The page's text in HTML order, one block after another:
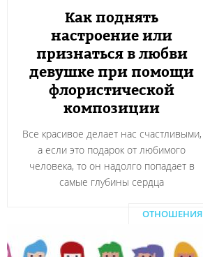
Как поднять
настроение или
признаться в любви
девушке при помощи
флористической
композиции
Все красивое делает нас счастливыми,
а если это подарок от любимого
человека, то он надолго попадает в
самые глубины сердца
ОТНОШЕНИЯ